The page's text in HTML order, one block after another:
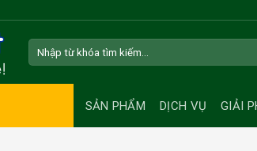
SẢN PHẨM DỊCH VỤ GIẢI